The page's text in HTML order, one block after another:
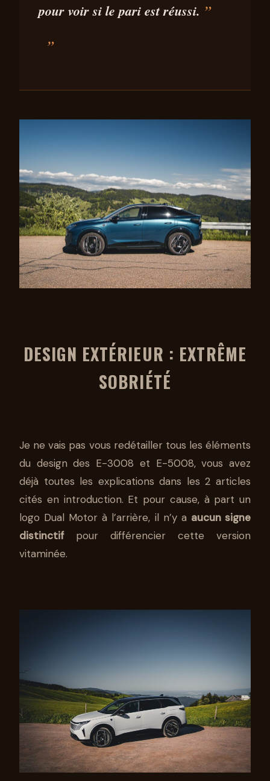
pour voir si le pari est réussi.
DESIGN EXTÉRIEUR : EXTRÊME
SOBRIÉTÉ
Je ne vais pas vous redétailler tous les éléments
du design des E-3008 et E-5008, vous avez
déjà toutes les explications dans les 2 articles
cités en introduction. Et pour cause, à part un
logo Dual Motor à l’arrière, il n’y a aucun signe
distinctifpour différencier cette version
vitaminée.